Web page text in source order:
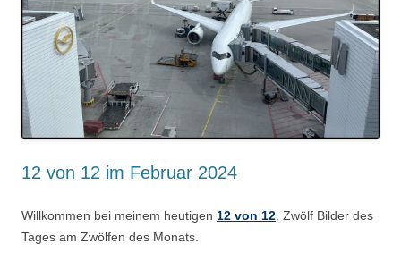
12 von 12 im Februar 2024
Willkommen bei meinem heutigen 12 von 12 . Zwölf Bilder des
Tages am Zwölfen des Monats.